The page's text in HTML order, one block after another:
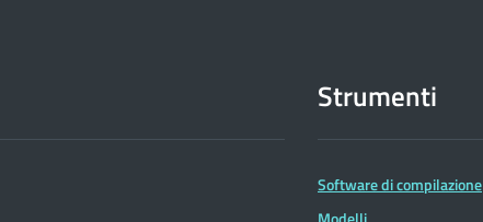
Strumenti
Software di compilazione